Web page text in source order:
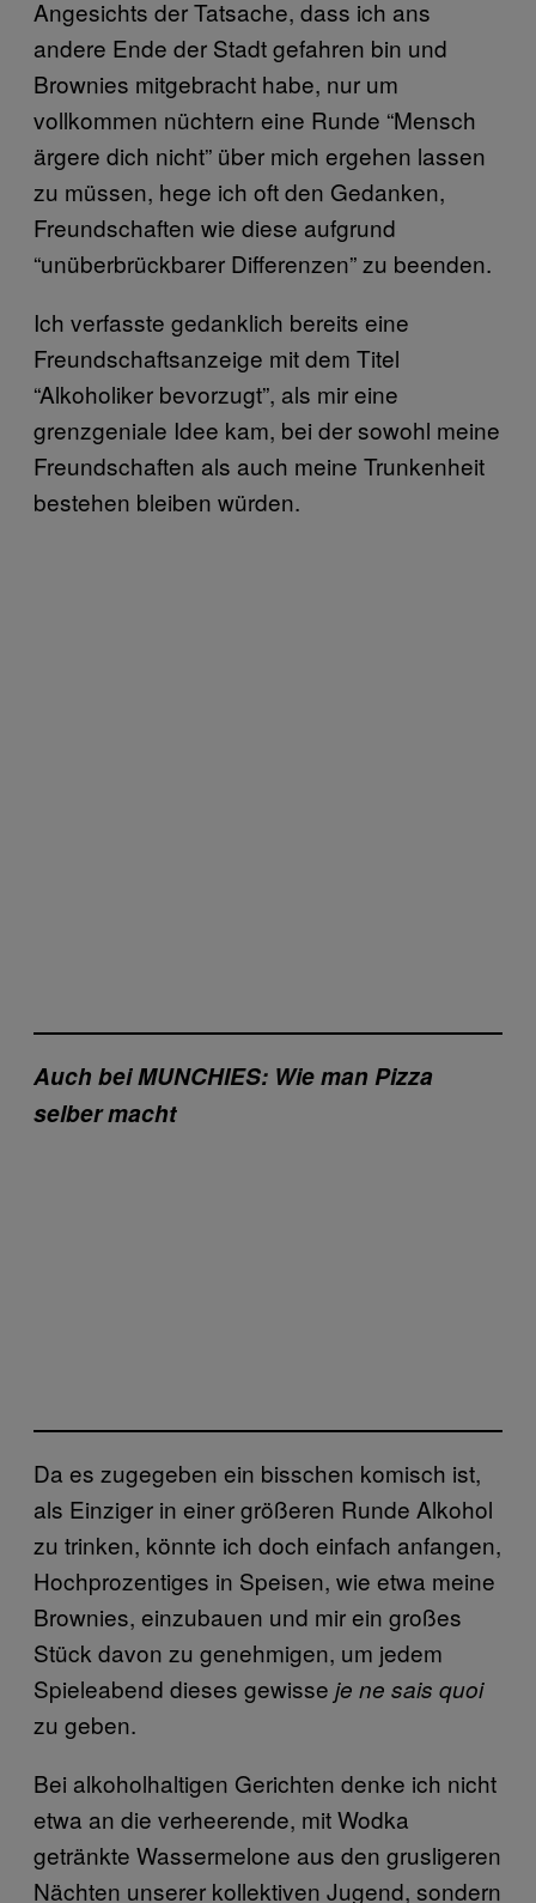
Angesichts der Tatsache, dass ich ans
andere Ende der Stadt gefahren bin und
Brownies mitgebracht habe, nur um
vollkommen nüchtern eine Runde “Mensch
ärgere dich nicht” über mich ergehen lassen
zu müssen, hege ich oft den Gedanken,
Freundschaften wie diese aufgrund
“unüberbrückbarer Differenzen” zu beenden.
Ich verfasste gedanklich bereits eine
Freundschaftsanzeige mit dem Titel
“Alkoholiker bevorzugt”, als mir eine
grenzgeniale Idee kam, bei der sowohl meine
Freundschaften als auch meine Trunkenheit
bestehen bleiben würden.
Auch bei MUNCHIES: Wie man Pizza
selber macht
Da es zugegeben ein bisschen komisch ist,
als Einziger in einer größeren Runde Alkohol
zu trinken, könnte ich doch einfach anfangen,
Hochprozentiges in Speisen, wie etwa meine
Brownies, einzubauen und mir ein großes
Stück davon zu genehmigen, um jedem
Spieleabend dieses gewisse je ne sais quoi
zu geben.
Bei alkoholhaltigen Gerichten denke ich nicht
etwa an die verheerende, mit Wodka
getränkte Wassermelone aus den grusligeren
Nächten unserer kollektiven Jugend, sondern